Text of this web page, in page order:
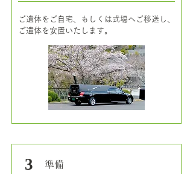
ご遺体をご自宅、もしくは式場へご移送し、
ご遺体を安置いたします。
3 準備